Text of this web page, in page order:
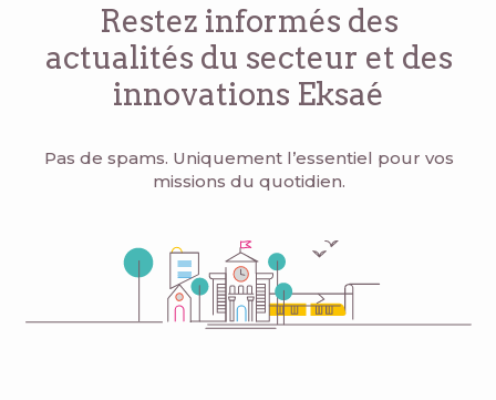
Restez informés des
actualités du secteur et des
innovations Eksaé
Pas de spams. Uniquement l’essentiel pour vos
missions du quotidien.